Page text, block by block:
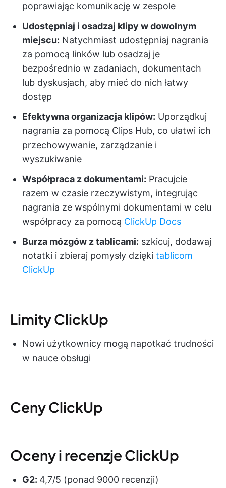
poprawiając komunikację w zespole
Udostępniaj i osadzaj klipy w dowolnym
miejscu: Natychmiast udostępniaj nagrania
za pomocą linków lub osadzaj je
bezpośrednio w zadaniach, dokumentach
lub dyskusjach, aby mieć do nich łatwy
dostęp
Efektywna organizacja klipów: Uporządkuj
nagrania za pomocą Clips Hub, co ułatwi ich
przechowywanie, zarządzanie i
wyszukiwanie
Współpraca z dokumentami: Pracujcie
razem w czasie rzeczywistym, integrując
nagrania ze wspólnymi dokumentami w celu
współpracy za pomocą ClickUp Docs
Burza mózgów z tablicami: szkicuj, dodawaj
notatki i zbieraj pomysły dzięki tablicom
ClickUp
Limity ClickUp
Nowi użytkownicy mogą napotkać trudności
w nauce obsługi
Ceny ClickUp
Oceny i recenzje ClickUp
G2: 4,7/5 (ponad 9000 recenzji)